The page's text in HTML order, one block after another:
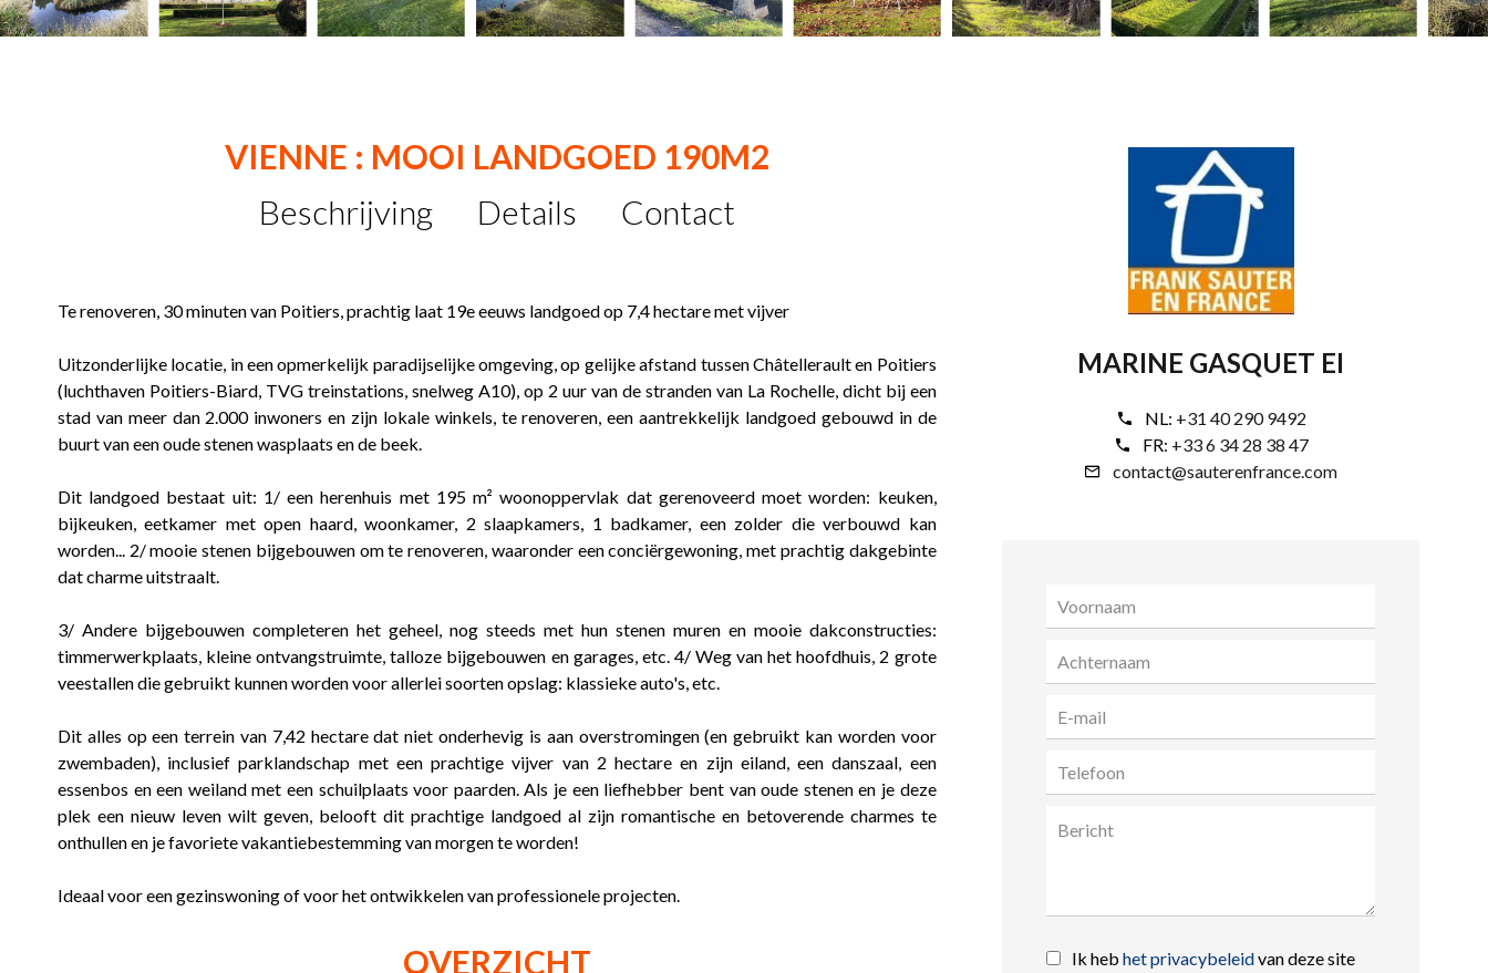
VIENNE : MOOI LANDGOED 190M2
Beschrijving
Details Contact
Te renoveren, 30 minuten van Poitiers, prachtig laat 19e eeuws landgoed op 7,4 hectare met vijver
Uitzonderlijke locatie, in een opmerkelijk paradijselijke omgeving, op gelijke afstand tussen Châtellerault en Poitiers
(luchthaven Poitiers-Biard, TVG treinstations, snelweg A10), op 2 uur van de stranden van La Rochelle, dicht bij een
stad van meer dan 2.000 inwoners en zijn lokale winkels, te renoveren, een aantrekkelijk landgoed gebouwd in de
buurt van een oude stenen wasplaats en de beek.
Dit landgoed bestaat uit: 1/ een herenhuis met 195 m² woonoppervlak dat gerenoveerd moet worden: keuken,
bijkeuken, eetkamer met open haard, woonkamer, 2 slaapkamers, 1 badkamer, een zolder die verbouwd kan
worden... 2/ mooie stenen bijgebouwen om te renoveren, waaronder een conciërgewoning, met prachtig dakgebinte
dat charme uitstraalt.
3/ Andere bijgebouwen completeren het geheel, nog steeds met hun stenen muren en mooie dakconstructies:
timmerwerkplaats, kleine ontvangstruimte, talloze bijgebouwen en garages, etc. 4/ Weg van het hoofdhuis, 2 grote
veestallen die gebruikt kunnen worden voor allerlei soorten opslag: klassieke auto's, etc.
Dit alles op een terrein van 7,42 hectare dat niet onderhevig is aan overstromingen (en gebruikt kan worden voor
zwembaden), inclusief parklandschap met een prachtige vijver van 2 hectare en zijn eiland, een danszaal, een
essenbos en een weiland met een schuilplaats voor paarden. Als je een liefhebber bent van oude stenen en je deze
plek een nieuw leven wilt geven, belooft dit prachtige landgoed al zijn romantische en betoverende charmes te
onthullen en je favoriete vakantiebestemming van morgen te worden!
Ideaal voor een gezinswoning of voor het ontwikkelen van professionele projecten.
OVERZICHT
MARINE GASQUET EI
NL: +31 40 290 9492
FR: +33 6 34 28 38 47
contact@sauterenfrance.com
Ik hebhet privacybeleidvan deze site